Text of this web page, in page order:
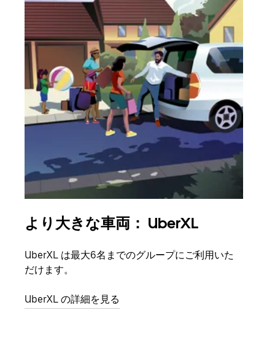
より大きな車両： UberXL
UberXL は最大6名までのグループにご利用いた
だけます。
UberXL の詳細を見る